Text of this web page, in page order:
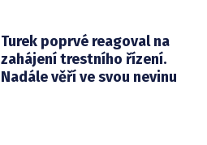
Turek poprvé reagoval na
zahájení trestního řízení.
Nadále věří ve svou nevinu